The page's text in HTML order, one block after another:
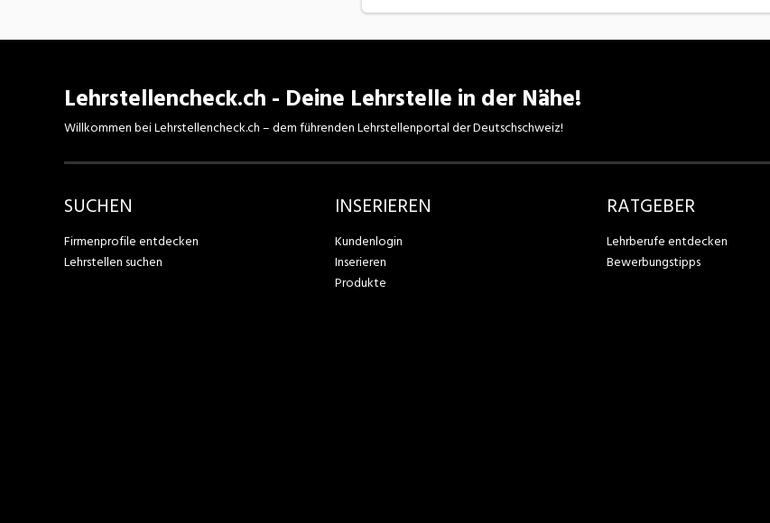
Lehrstellencheck.ch - Deine Lehrstelle in der Nähe!
Willkommen bei Lehrstellencheck.ch – dem führenden Lehrstellenportal der Deutschschweiz!
SUCHEN
Firmenprofile entdecken
Lehrstellen suchen
INSERIEREN
Kundenlogin
Inserieren
Produkte
RATGEBER
Lehrberufe entdecken
Bewerbungstipps